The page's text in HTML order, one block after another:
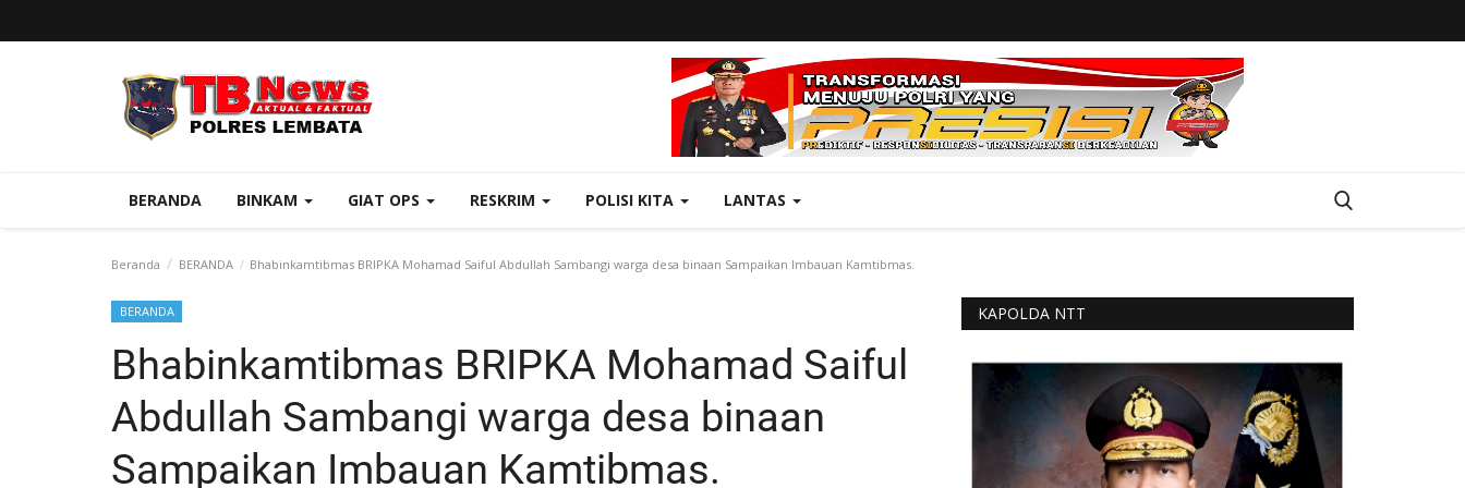
BERANDA BINKAM GIAT OPS RESKRIM POLISI KITA LANTAS
Beranda BERANDA Bhabinkamtibmas BRIPKA Mohamad Saiful Abdullah Sambangi warga desa binaan Sampaikan Imbauan Kamtibmas.
BERANDA
Bhabinkamtibmas BRIPKA Mohamad Saiful
Abdullah Sambangi warga desa binaan
Sampaikan Imbauan Kamtibmas.
KAPOLDA NTT